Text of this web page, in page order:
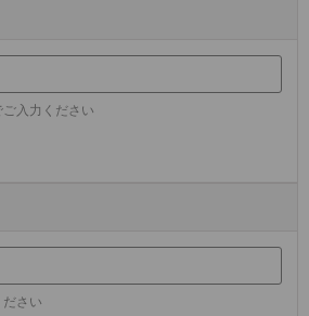
入力ください
さい